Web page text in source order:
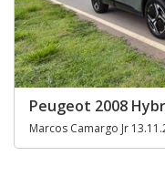
Peugeot 2008
Marcos Camargo Jr